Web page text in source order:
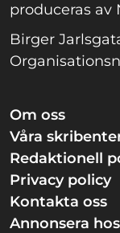
produceras av
Birger
Om oss
Våra
Redaktionell
Privacy policy
Kontakta oss
Annonsera